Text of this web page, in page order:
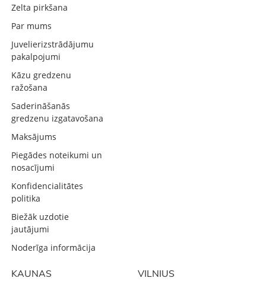
Zelta pirkšana
Par mums
Juvelierizstrādājumu
pakalpojumi
Kāzu gredzenu
ražošana
Saderināšanās
gredzenu izgatavošana
Maksājums
Piegādes noteikumi un
nosacījumi
Konfidencialitātes
politika
Biežāk uzdotie
jautājumi
Noderīga informācija
KAUNAS VILNIUS